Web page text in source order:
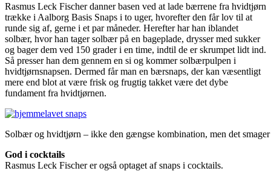
Rasmus Leck Fischer danner basen ved at lade bærrene fra hvidtjørn
trække i Aalborg Basis Snaps i to uger, hvorefter den får lov til at
runde sig af, gerne i et par måneder. Herefter har han iblandet
solbær, hvor han tager solbær på en bageplade, drysser med sukker
og bager dem ved 150 grader i en time, indtil de er skrumpet lidt ind.
Så presser han dem gennem en si og kommer solbærpulpen i
hvidtjørnsnapsen. Dermed får man en bærsnaps, der kan væsentligt
mere end blot at være frisk og frugtig takket være det dybe
fundament fra hvidtjørnen.
Solbær og hvidtjørn – ikke den gængse kombination, men det
God i cocktails
Rasmus Leck Fischer er også optaget af snaps i cocktails.